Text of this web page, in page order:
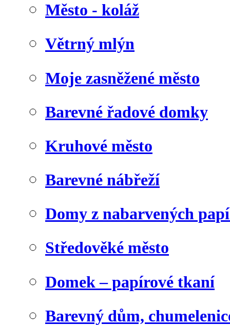
Město - koláž
Větrný mlýn
Moje zasněžené město
Barevné řadové domky
Kruhové město
Barevné nábřeží
Domy z nabarvených
Středověké město
Domek – papírové tkaní
Barevný dům,